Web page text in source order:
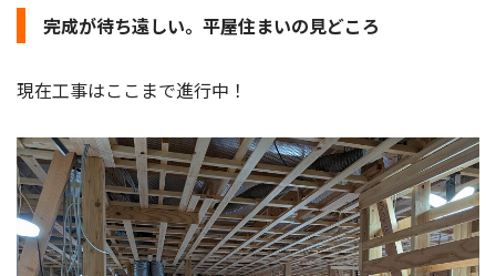
完成が待ち遠しい。平屋住まいの見どころ
現在工事はここまで進行中！